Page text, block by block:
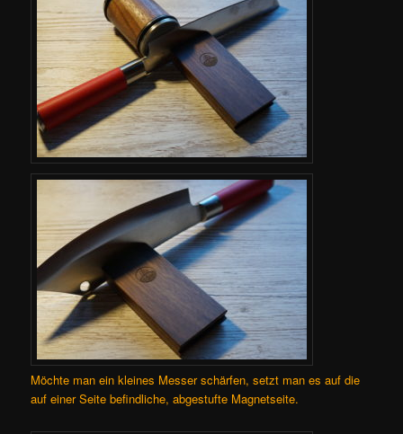
Möchte man ein kleines Messer schärfen, setzt man es auf die
auf einer Seite befindliche, abgestufte Magnetseite.